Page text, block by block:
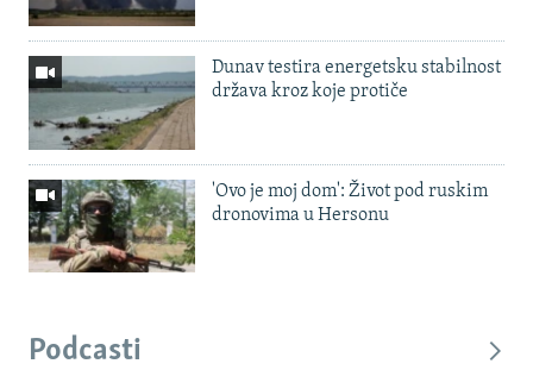
Dunav testira energetsku stabilnost
država kroz koje protiče
'Ovo je moj dom': Život pod ruskim
dronovima u Hersonu
Podcasti